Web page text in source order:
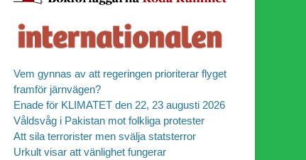
Vem gynnas av att regeringen prioriterar flyget
framför järnvägen?
Enade för KLIMATET den 22, 23 augusti 2026
Våldsvåg i Pakistan mot folkliga protester
Att sila terrorister men svälja statsterror
Urkult visar att vänlighet fungerar